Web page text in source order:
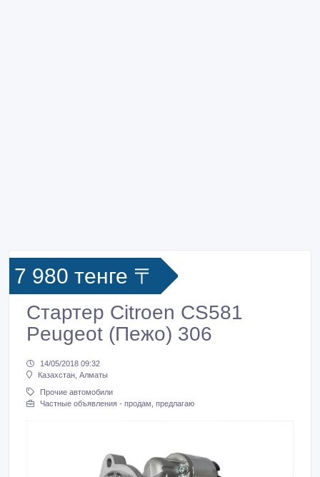
7 980 тенге 〒
Стартер Citroen CS581
Peugeot (Пежо) 306
14/05/2018 09:32
Казахстан, Алматы
Прочие автомобили
Частные объявления - продам, предлагаю